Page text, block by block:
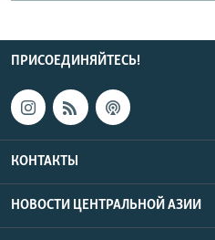
ПРИСОЕДИНЯЙТЕСЬ!
КОНТАКТЫ
НОВОСТИ ЦЕНТРАЛЬНОЙ АЗИИ